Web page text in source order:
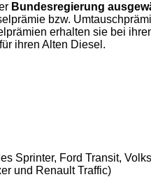
Bundesregierung
bzw.
erhalten sie bei
für ihren Alten Diesel.
Sprinter, Ford Transit,
und Renault Traffic)